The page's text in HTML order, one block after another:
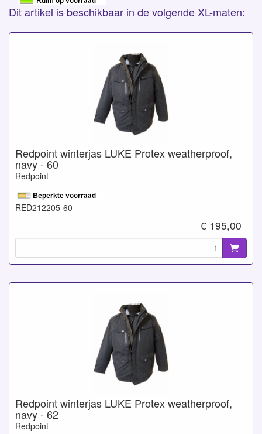
Dit artikel is beschikbaar in de volgende XL-maten:
Redpoint winterjas LUKE Protex weatherproof,
navy - 60
Redpoint
RED212205-60
€ 195,00
Redpoint winterjas LUKE Protex weatherproof,
navy - 62
Redpoint